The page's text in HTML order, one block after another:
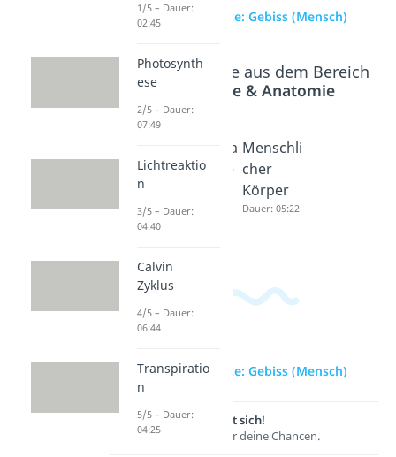
zur Videoseite: Gebiss (Mensch)
Beliebte Inhalte aus dem Bereich
Physiologie & Anatomie
Dauer: 04:42
Organisa
tionsebe
Biologie
Menschli
cher
Körper
Dauer: 05:22
zur Videoseite: Gebiss (Mensch)
Lernen lohnt sich!
Entdecke hier deine Chancen.
1/5 – Dauer:
02:45
Photosynth
ese
2/5 – Dauer:
07:49
Lichtreaktio
n
3/5 – Dauer:
04:40
Calvin
Zyklus
4/5 – Dauer:
06:44
Transpiratio
n
5/5 – Dauer:
04:25